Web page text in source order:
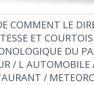
COMMENT LE
ET
DU
/ L
/